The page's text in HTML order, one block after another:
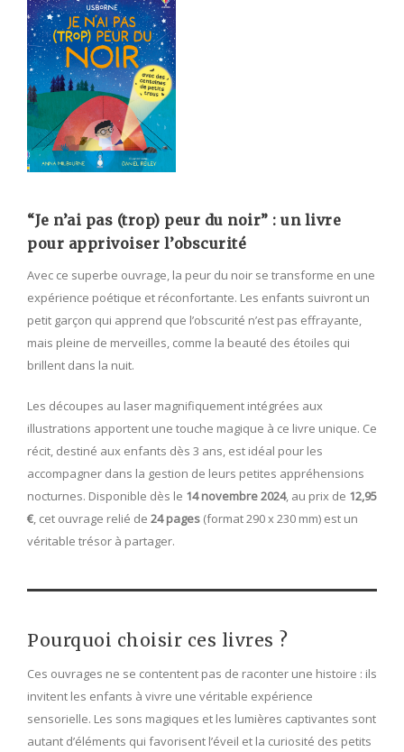
“Je n’ai pas (trop) peur du noir” : un livre
pour apprivoiser l’obscurité
Avec ce superbe ouvrage, la peur du noir se transforme en une
expérience poétique et réconfortante. Les enfants suivront un
petit garçon qui apprend que l’obscurité n’est pas effrayante,
mais pleine de merveilles, comme la beauté des étoiles qui
brillent dans la nuit.
Les découpes au laser magnifiquement intégrées aux
illustrations apportent une touche magique à ce livre unique. Ce
récit, destiné aux enfants dès 3 ans, est idéal pour les
accompagner dans la gestion de leurs petites appréhensions
nocturnes. Disponible dès le 14 novembre 2024, au prix de 12,95
€, cet ouvrage relié de 24 pages (format 290 x 230 mm) est un
véritable trésor à partager.
Pourquoi choisir ces livres ?
Ces ouvrages ne se contentent pas de raconter une histoire : ils
invitent les enfants à vivre une véritable expérience
sensorielle. Les sons magiques et les lumières captivantes sont
autant d’éléments qui favorisent l’éveil et la curiosité des petits